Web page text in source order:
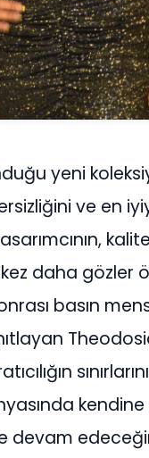
yeni
ve en
kez daha gözler
basın
devam